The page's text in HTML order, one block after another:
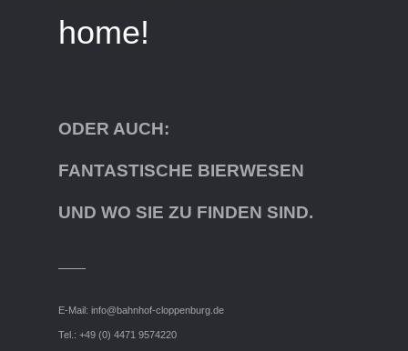
home!
ODER AUCH:
FANTASTISCHE BIERWESEN
UND WO SIE ZU FINDEN SIND.
E-Mail: info@bahnhof-cloppenburg.de
Tel.: +49 (0) 4471 9574220